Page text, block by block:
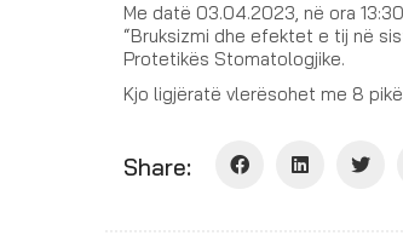
Me datë 03.04.2023, në ora
“Bruksizmi dhe efektet e tij në
Protetikës Stomatologjike.
Kjo ligjëratë vlerësohet me 8
Share: